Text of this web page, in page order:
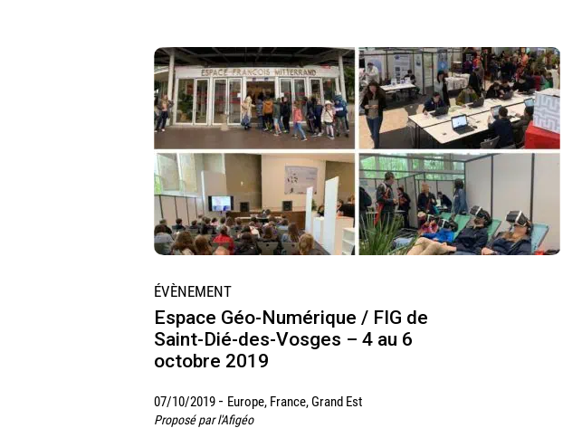
ÉVÈNEMENT
Espace Géo-Numérique / FIG de
Saint-Dié-des-Vosges – 4 au 6
octobre 2019
07/10/2019 - Europe, France, Grand Est
Proposé par l'Afigéo